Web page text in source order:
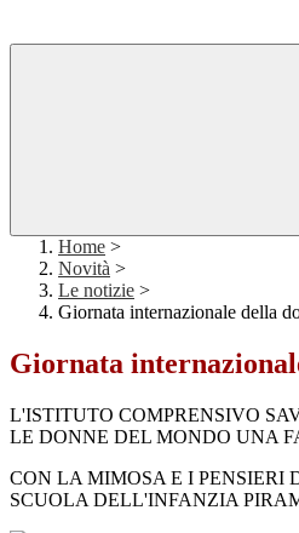
Home >
Novità >
Le notizie >
Giornata internazionale della
Giornata
L'ISTITUTO COMPRENSIVO
LE DONNE DEL MONDO UNA
CON LA MIMOSA E I PENSIERI
SCUOLA DELL'INFANZIA